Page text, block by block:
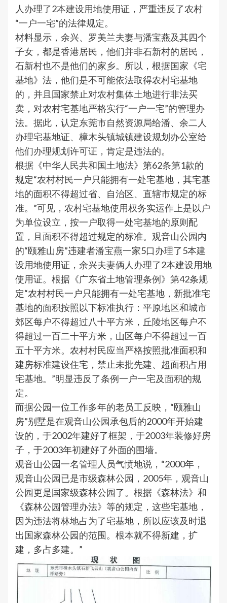
人办理了2本建设用地使用证，严重违反了农村
“一户一宅”的法律规定。
材料显示，余兴、罗美兰夫妻与潘宝燕及其四个
子女，都是香港居民，他们并非石新村的居民，
石新村也不是他们的家乡。所以，根据国家《宅
基地》法，他们是不可能依法取得农村宅基地
的，并且国家禁止对农村集体土地进行非法买
卖，对农村宅基地严格实行“一户一宅”的管理办
法。据此，认定东莞市自然资源局给潘、余二人
办理宅基地证、樟木头镇城镇建设规划办公室给
他们办理规划许可证，肯定是违法的。
根据《中华人民共和国土地法》第62条第1款的
规定“农村村民一户只能拥有一处宅基地，其宅基
地的面积不得超过省、自治区、直辖市规定的标
准。”可见，农村宅基地使用权务实运作上是以户
为单位设立，按一户取得一处宅基地的原则配
置，且面积不得超过规定的标准。观音山公园内
的“颐雅山房”违建者潘宝燕一家5口办理了5本建
设用地使用证，余兴夫妻俩人办理了2本建设用地
使用证。根据《广东省土地管理条例》第42条规
定“农村村民一户只能拥有一处宅基地，新批准宅
基地的面积按照以下标准执行：平原地区和城市
郊区每户不得超过八十平方米，丘陵地区每户不
得超过一百二十平方米，山区每户不得超过一百
五十平方米。农村村民应当严格按照批准面积和
建房标准建设住宅，禁止未批先建、超面积占用
宅基地。”明显违反了条例一户一宅及面积的规
定。
而据公园一位工作多年的老员工反映，“颐雅山
房”别墅是在观音山公园承包后的2000年开始建
设的，于2002年建好了框架，于2003年装修好房
子，于2003年初建好了外面的围墙。
观音山公园一名管理人员气愤地说，“2000年，
观音山公园已是市级森林公园，2005年，观音山
公园更是国家级森林公园了。根据《森林法》和
《森林公园管理办法》等的规定，这些宅基地，
因为违法将林地占为了宅基地，所以应该及时退
出国家森林公园的范围。根本就不得新建，扩
建，多占多建。”